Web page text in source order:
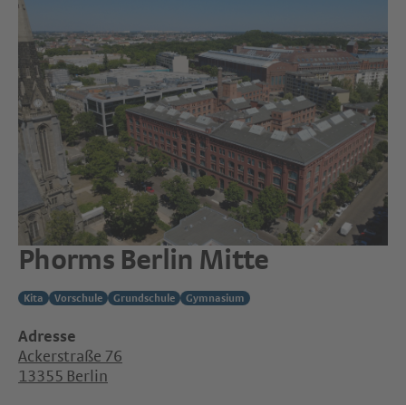
Phorms Berlin Mitte
Kita Vorschule Grundschule Gymnasium
Adresse
Ackerstraße 76
13355 Berlin